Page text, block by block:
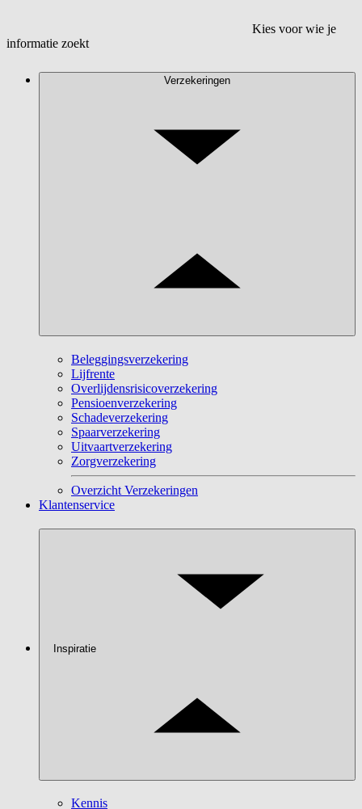
Kies voor wie je
informatie zoekt
Verzekeringen
Beleggingsverzekering
Lijfrente
Overlijdensrisicoverzekering
Pensioenverzekering
Schadeverzekering
Spaarverzekering
Uitvaartverzekering
Zorgverzekering
Overzicht Verzekeringen
Klantenservice
Inspiratie
Kennis